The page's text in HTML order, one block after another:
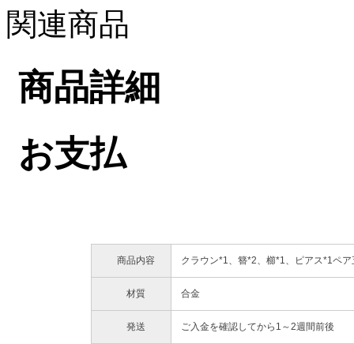
関連商品
商品詳細
お支払
商品内容 クラウン*1、簪*2、櫛*1、ピアス*1ペア
材質 合金
発送 ご入金を確認してから1～2週間前後